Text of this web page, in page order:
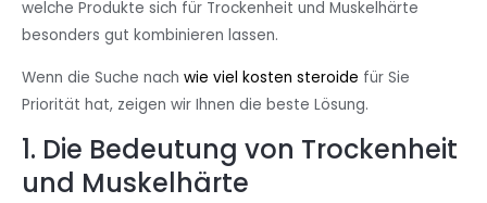
welche Produkte sich für Trockenheit und Muskelhärte
besonders gut kombinieren lassen.
Wenn die Suche nach wie viel kosten steroide für Sie
Priorität hat, zeigen wir Ihnen die beste Lösung.
1. Die Bedeutung von Trockenheit
und Muskelhärte